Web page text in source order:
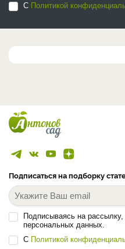
С Политикой
Подписаться на подборку
Подписываясь на
персональных данных.
С Политикой